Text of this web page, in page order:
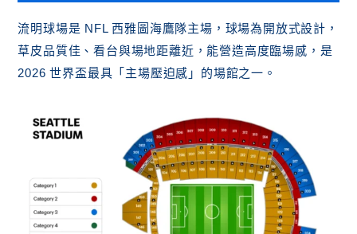
流明球場是 NFL 西雅圖海鷹隊主場，球場為開放式設計，
草皮品質佳、看台與場地距離近，能營造高度臨場感，是
2026 世界盃最具「主場壓迫感」的場館之一。